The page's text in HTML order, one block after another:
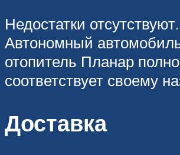
Недостатки отсутствуют.
Автономный
отопитель Планар
соответствует своему
Доставка